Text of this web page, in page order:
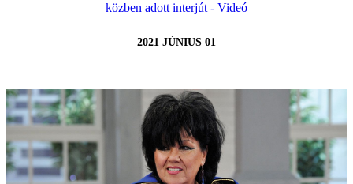
közben adott interjút - Videó
2021 JÚNIUS 01